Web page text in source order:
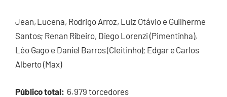
Jean, Lucena, Rodrigo Arroz, Luiz Otávio e Guilherme
Santos; Renan Ribeiro, Diego Lorenzi (Pimentinha),
Léo Gago e Daniel Barros (Cleitinho); Edgar e Carlos
Alberto (Max)
Público total: 6.979 torcedores